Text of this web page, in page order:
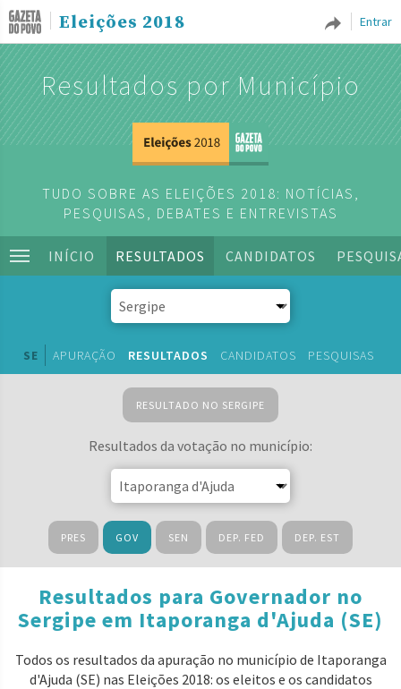
Entrar
Eleições 2018
Resultados por Município
TUDO SOBRE AS ELEIÇÕES 2018: NOTÍCIAS,
PESQUISAS, DEBATES E ENTREVISTAS
INÍCIO RESULTADOS CANDIDATOS
SE APURAÇÃO RESULTADOS CANDIDATOS PESQUISAS
RESULTADO NO SERGIPE
Resultados da votação no município:
PRES GOV SEN DEP. FED DEP. EST
Resultados para Governador no
Sergipe em Itaporanga d'Ajuda (SE)
Todos os resultados da apuração no município de Itaporanga
d'Ajuda (SE) nas Eleições 2018: os eleitos e os candidatos